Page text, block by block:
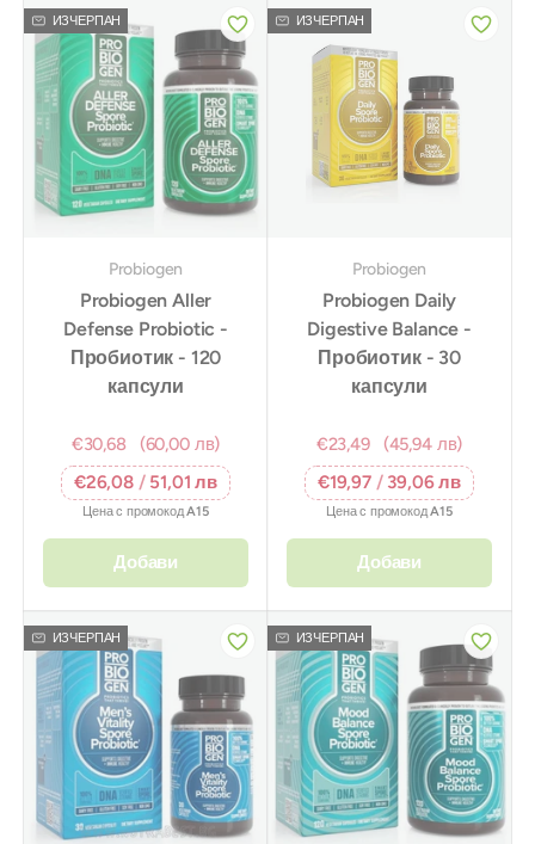
ИЗЧЕРПАН
Probiogen
Probiogen Aller
Defense Probiotic -
Пробиотик - 120
капсули
€30,68
(60,00 лв)
€26,08 / 51,01 лв
Цена с промокодA15
Добави
ИЗЧЕРПАН
Probiogen
Probiogen Daily
Digestive Balance -
Пробиотик - 30
капсули
€23,49
(45,94 лв)
€19,97 / 39,06 лв
Цена с промокодA15
Добави
ИЗЧЕРПАН ИЗЧЕРПАН